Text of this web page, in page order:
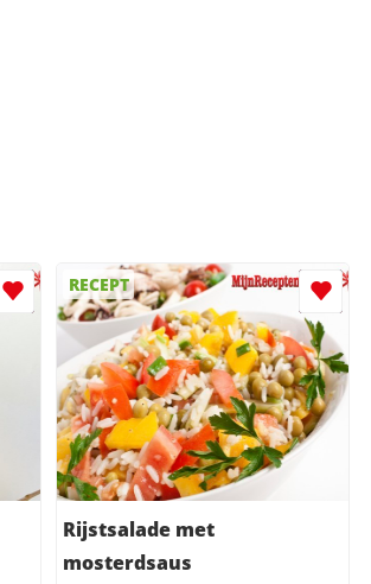
RECEPT
Rijstsalade met
mosterdsaus